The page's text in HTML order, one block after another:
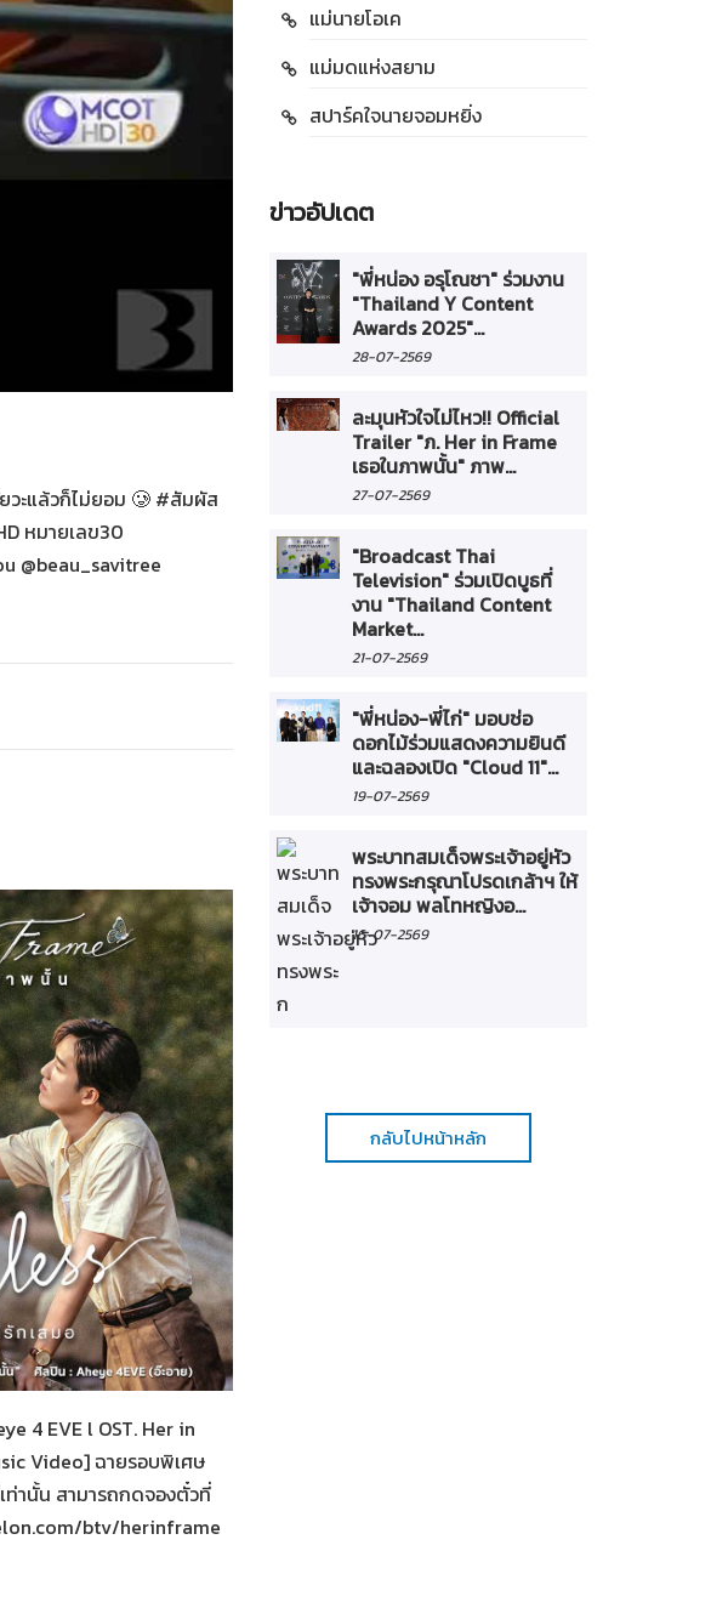
วะแล้วก็ไม่ยอม 🥲 #สัมผัส
หมายเลข30
@beau_savitree
เธอในภาพนั้น
4 EVE l OST. Her in
Video] ฉายรอบพิเศษ
ท่านั้น สามารถกดจองตั๋วที่
btv/herinframe
แม่นายโอเค
แม่มดแห่งสยาม
สปาร์คใจนายจอมหยิ่ง
ข่าวอัปเดต
"พี่หน่อง อรุโณชา" ร่วมงาน
"Thailand Y Content
Awards 2025"...
28-07-2569
ละมุนหัวใจไม่ไหว!! Official
Trailer "ภ. Her in Frame
เธอในภาพนั้น" ภาพ...
27-07-2569
"Broadcast Thai
Television" ร่วมเปิดบูธที่
งาน "Thailand Content
Market...
21-07-2569
"พี่หน่อง-พี่ไก่" มอบช่อ
ดอกไม้ร่วมแสดงความยินดี
และฉลองเปิด "Cloud 11"...
19-07-2569
พระบาทสมเด็จพระเจ้าอยู่หัว
ทรงพระกรุณาโปรดเกล้าฯ ให้
เจ้าจอม พลโทหญิงอ...
16-07-2569
กลับไปหน้าหลัก